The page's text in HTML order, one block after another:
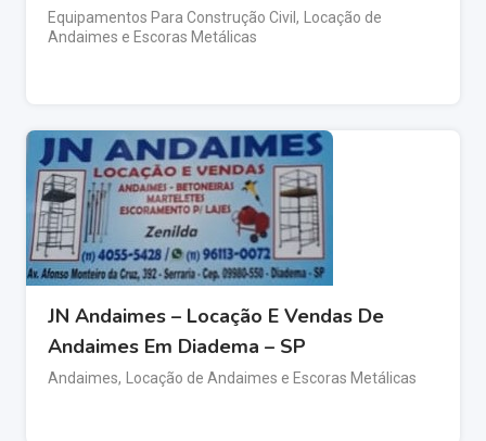
Equipamentos Para Construção Civil ,
Locação de
Andaimes e Escoras Metálicas
JN Andaimes – Locação E Vendas De
Andaimes Em Diadema – SP
Andaimes, Locação de Andaimes e Escoras Metálicas